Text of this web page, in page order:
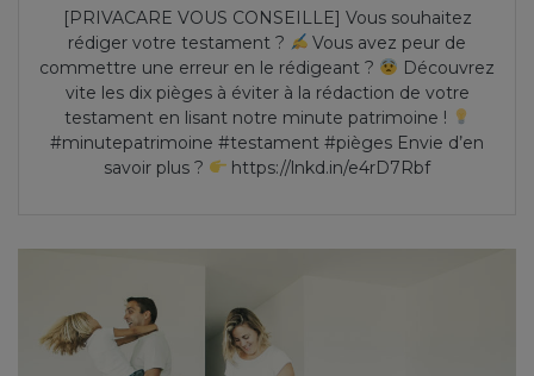
[PRIVACARE VOUS CONSEILLE] Vous souhaitez
rédiger votre testament ?
Vous avez peur de
commettre une erreur en le rédigeant ?
Découvrez
vite les dix pièges à éviter à la rédaction de votre
testament en lisant notre minute patrimoine !
#minutepatrimoine #testament #pièges Envie d’en
savoir plus ?
https://lnkd.in/e4rD7Rbf